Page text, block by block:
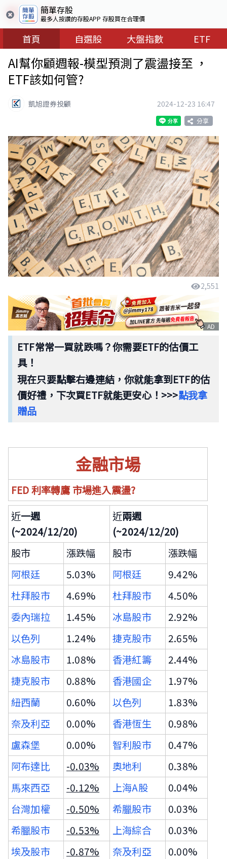
簡單存股
最多人按讚的存股APP 存股買在合理價
首頁 自選股 大盤指數 ETF
AI幫你顧週報-模型預測了震盪接至 ，
ETF該如何管?
凱旭證券投顧 2024-12-23 16:47
分享
2,551
AD
ETF常常一買就跌嗎？你需要ETF的估價工
具！
現在只要點擊右邊連結，你就能拿到ETF的估
價好禮，下次買ETF就能更安心！>>>點我拿
贈品
金融市場
FED利率轉鷹 市場進入震盪?
近一週
(~2024/12/20)
近兩週
(~2024/12/20)
股市
漲跌幅 股市
漲跌幅
阿根廷
5.03% 阿根廷
9.42%
杜拜股市
4.69% 杜拜股市
4.50%
委內瑞拉
1.45% 冰島股市
2.92%
以色列
1.24% 捷克股市
2.65%
冰島股市
1.08% 香港紅籌
2.44%
捷克股市
0.88% 香港國企
1.97%
紐西蘭
0.60% 以色列
1.83%
奈及利亞
0.00% 香港恆生
0.98%
盧森堡
0.00% 智利股市
0.47%
阿布達比
-0.03% 奧地利
0.38%
馬來西亞
-0.12% 上海A股
0.04%
台灣加權
-0.50% 希臘股市
0.03%
希臘股市
-0.53% 上海綜合
0.03%
埃及股市
-0.87% 奈及利亞
0.00%